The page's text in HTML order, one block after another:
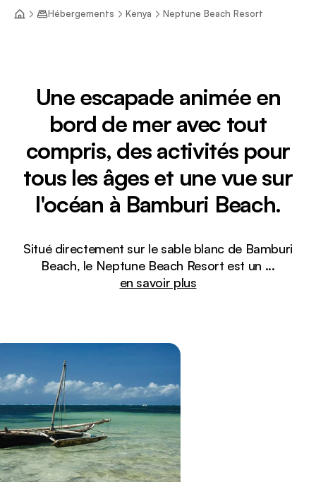
Hébergements Kenya Neptune Beach Resort
Une escapade animée en
bord de mer avec tout
compris, des activités pour
tous les âges et une vue sur
l'océan à Bamburi Beach.
Situé directement sur le sable blanc de Bamburi
Beach, le Neptune Beach Resort est un ...
en savoir plus